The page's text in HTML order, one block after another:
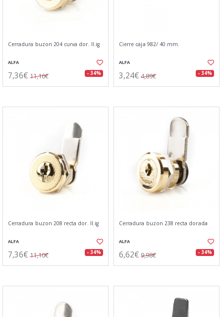
Cerradura buzon 204 curva dor. ll.ig
ALFA
7,36€ 11,16€ - 34%
Cierre caja 982/ 40 mm.
ALFA
3,24€ 4,89€ - 34%
Cerradura buzon 208 recta dor. ll.ig
ALFA
7,36€ 11,10€ - 34%
Cerradura buzon 238 recta dorada
ALFA
6,62€ 9,98€ - 34%